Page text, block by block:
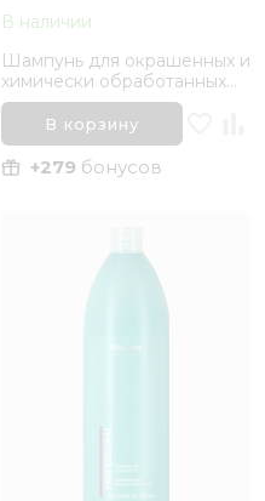
В наличии
Шампунь для окрашенных и
химически обработанных
волос «Защита Цвета» Mood
Color Protect Shampoo,
1000 мл
В корзину
+279 бонусов